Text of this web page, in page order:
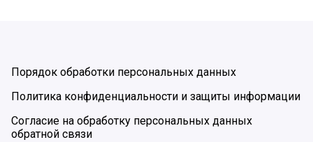
Порядок обработки персональных данных
Политика конфиденциальности и защиты информации
Согласие на обработку персональных данных
обратной связи